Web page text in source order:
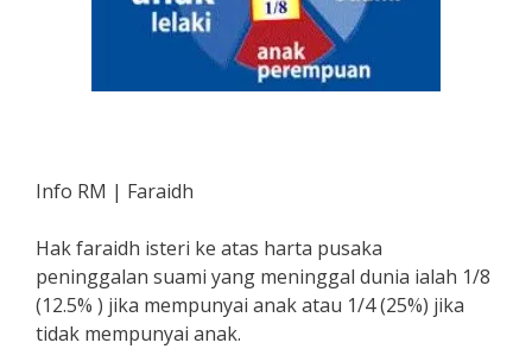
Info RM | Faraidh
Hak faraidh isteri ke atas harta pusaka
peninggalan suami yang meninggal dunia ialah 1/8
(12.5% ) jika mempunyai anak atau 1/4 (25%) jika
tidak mempunyai anak.